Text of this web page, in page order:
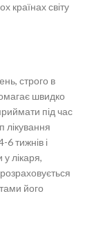
країнах світу
строго в
швидко
під час
лікування
6 тижнів і
лікаря,
його